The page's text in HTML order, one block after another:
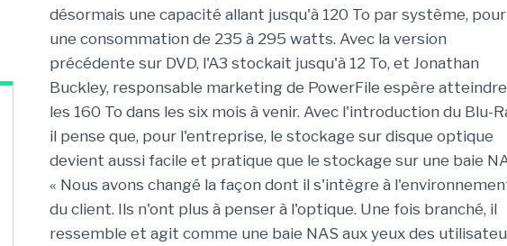
désormais une capacité allant jusqu'à 120 To par système, pour
une consommation de 235 à 295 watts. Avec la version
précédente sur DVD, l'A3 stockait jusqu'à 12 To, et Jonathan
Buckley, responsable marketing de PowerFile espère atteindre
les 160 To dans les six mois à venir. Avec l'introduction du Blu-
il pense que, pour l'entreprise, le stockage sur disque optique
devient aussi facile et pratique que le stockage sur une baie
« Nous avons changé la façon dont il s'intègre à
du client. Ils n'ont plus à penser à l'optique. Une fois branché, il
ressemble et agit comme une baie NAS aux yeux des